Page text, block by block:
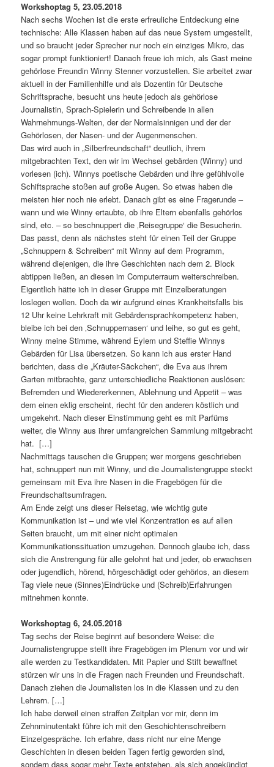
Workshoptag 5, 23.05.2018
Nach sechs Wochen ist die erste erfreuliche Entdeckung eine
technische: Alle Klassen haben auf das neue System umgestellt,
und so braucht jeder Sprecher nur noch ein einziges Mikro, das
sogar prompt funktioniert! Danach freue ich mich, als Gast meine
gehörlose Freundin Winny Stenner vorzustellen. Sie arbeitet zwar
aktuell in der Familienhilfe und als Dozentin für Deutsche
Schriftsprache, besucht uns heute jedoch als gehörlose
Journalistin, Sprach-Spielerin und Schreibende in allen
Wahrnehmungs-Welten, der der Normalsinnigen und der der
Gehörlosen, der Nasen- und der Augenmenschen.
Das wird auch in „Silberfreundschaft“ deutlich, ihrem
mitgebrachten Text, den wir im Wechsel gebärden (Winny) und
vorlesen (ich). Winnys poetische Gebärden und ihre gefühlvolle
Schiftsprache stoßen auf große Augen. So etwas haben die
meisten hier noch nie erlebt. Danach gibt es eine Fragerunde –
wann und wie Winny ertaubte, ob ihre Eltern ebenfalls gehörlos
sind, etc. – so beschnuppert die ‚Reisegruppe‘ die Besucherin.
Das passt, denn als nächstes steht für einen Teil der Gruppe
„Schnuppern & Schreiben“ mit Winny auf dem Programm,
während diejenigen, die ihre Geschichten nach dem 2. Block
abtippen ließen, an diesen im Computerraum weiterschreiben.
Eigentlich hätte ich in dieser Gruppe mit Einzelberatungen
loslegen wollen. Doch da wir aufgrund eines Krankheitsfalls bis
12 Uhr keine Lehrkraft mit Gebärdensprachkompetenz haben,
bleibe ich bei den ‚Schnuppernasen‘ und leihe, so gut es geht,
Winny meine Stimme, während Eylem und Steffie Winnys
Gebärden für Lisa übersetzen. So kann ich aus erster Hand
berichten, dass die „Kräuter-Säckchen“, die Eva aus ihrem
Garten mitbrachte, ganz unterschiedliche Reaktionen auslösen:
Befremden und Wiedererkennen, Ablehnung und Appetit – was
dem einen eklig erscheint, riecht für den anderen köstlich und
umgekehrt. Nach dieser Einstimmung geht es mit Parfüms
weiter, die Winny aus ihrer umfangreichen Sammlung mitgebracht
hat. […]
Nachmittags tauschen die Gruppen; wer morgens geschrieben
hat, schnuppert nun mit Winny, und die Journalistengruppe steckt
gemeinsam mit Eva ihre Nasen in die Fragebögen für die
Freundschaftsumfragen.
Am Ende zeigt uns dieser Reisetag, wie wichtig gute
Kommunikation ist – und wie viel Konzentration es auf allen
Seiten braucht, um mit einer nicht optimalen
Kommunikationssituation umzugehen. Dennoch glaube ich, dass
sich die Anstrengung für alle gelohnt hat und jeder, ob erwachsen
oder jugendlich, hörend, hörgeschädigt oder gehörlos, an diesem
Tag viele neue (Sinnes)Eindrücke und (Schreib)Erfahrungen
mitnehmen konnte.
Workshoptag 6, 24.05.2018
Tag sechs der Reise beginnt auf besondere Weise: die
Journalistengruppe stellt ihre Fragebögen im Plenum vor und wir
alle werden zu Testkandidaten. Mit Papier und Stift bewaffnet
stürzen wir uns in die Fragen nach Freunden und Freundschaft.
Danach ziehen die Journalisten los in die Klassen und zu den
Lehrern. […]
Ich habe derweil einen straffen Zeitplan vor mir, denn im
Zehnminutentakt führe ich mit den Geschichtenschreibern
Einzelgespräche. Ich erfahre, dass nicht nur eine Menge
Geschichten in diesen beiden Tagen fertig geworden sind,
sondern dass sogar mehr Texte entstehen, als sich angekündigt